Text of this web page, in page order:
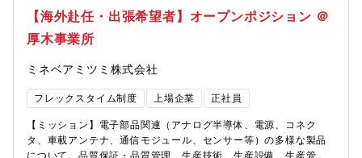
どの化学物質調査資料の作成・上記以外にお客さま指定帳票など
の作成にも対応 等■信頼性評価・恒温恒湿槽、温度サイクル
槽、Hast、PCTなどを使用した環境試験 等（量産・変更）■
除去、プロービング・オバークなどの故障解析■PCN申請・サプラ
イヤーからの部品変更通知をタイムリーにお客さまに報告 等■
プログラミング（書込み）・少量試作から数万個以上/月の量産ま
対応 等■検査・選別・顕微鏡、デジタルマイクロスコープ、自
動検査装置などによる外観検査、選別・テスターや各種治具によ
【海外赴任・出張希望者】オープンポジション ＠
厚木事業所
ミネベアミツミ株式会社
フレックスタイム制度 上場企業 正社員
【ミッション】電子部品関連（アナログ半導体、電源、コネク
タ、車載アンテナ、通信モジュール、センサー等）の多様な製品
について、品質保証・品質管理、生産技術、生産設備、生産管